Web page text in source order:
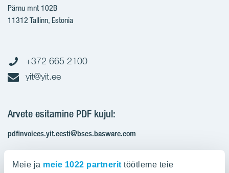
Meie ja meie 1022 partnerit töötleme teie
Pärnu mnt 102B
11312 Tallinn, Estonia
+372 665 2100
yit@yit.ee
Arvete esitamine PDF kujul:
pdfinvoices.yit.eesti@bscs.basware.com
KMKR: EE100210897